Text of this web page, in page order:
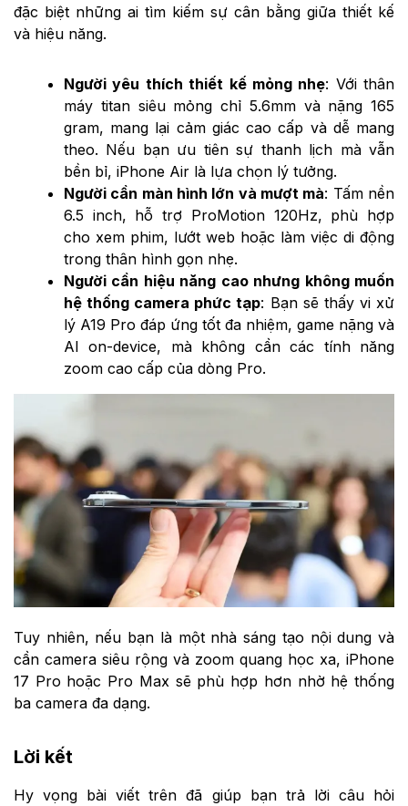
đặc biệt những ai tìm kiếm sự cân bằng giữa thiết kế
và hiệu năng.
Người yêu thích thiết kế mỏng nhẹ: Với thân
máy titan siêu mỏng chỉ 5.6mm và nặng 165
gram, mang lại cảm giác cao cấp và dễ mang
theo. Nếu bạn ưu tiên sự thanh lịch mà vẫn
bền bỉ, iPhone Air là lựa chọn lý tưởng.
Người cần màn hình lớn và mượt mà: Tấm nền
6.5 inch, hỗ trợ ProMotion 120Hz, phù hợp
cho xem phim, lướt web hoặc làm việc di động
trong thân hình gọn nhẹ.
Người cần hiệu năng cao nhưng không muốn
hệ thống camera phức tạp: Bạn sẽ thấy vi xử
lý A19 Pro đáp ứng tốt đa nhiệm, game nặng và
AI on-device, mà không cần các tính năng
zoom cao cấp của dòng Pro.
Tuy nhiên, nếu bạn là một nhà sáng tạo nội dung và
cần camera siêu rộng và zoom quang học xa, iPhone
17 Pro hoặc Pro Max sẽ phù hợp hơn nhờ hệ thống
ba camera đa dạng.
Lời kết
Hy vọng bài viết trên đã giúp bạn trả lời câu hỏi